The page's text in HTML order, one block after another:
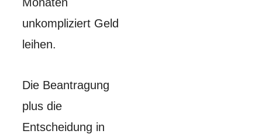
unkompliziert Geld
leihen.
Die Beantragung
plus die
Entscheidung in